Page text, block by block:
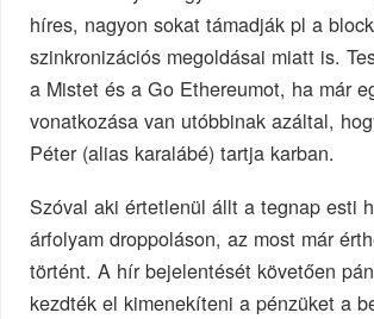
híres, nagyon sokat támadják pl a
szinkronizációs megoldásai miatt is.
a Mistet és a Go Ethereumot, ha már
vonatkozása van utóbbinak azáltal,
Péter (alias karalábé) tartja karban.
Szóval aki értetlenül állt a tegnap esti
árfolyam droppoláson, az most már
történt. A hír bejelentését követően
kezdték el kimenekíteni a pénzüket a